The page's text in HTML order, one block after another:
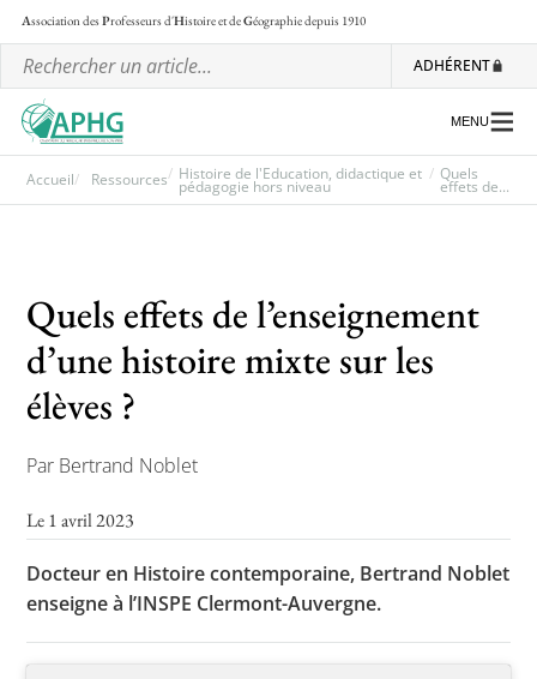
Association desProfesseurs d'Histoire et deGéographiedepuis 1910
ADHÉRENT
Les régionales
Les ateliers nationaux
L’APHG dans la presse
MENU
Accueil Ressources Histoire de l'Education, didactique et
pédagogie hors niveau
Quels
effets de...
Quels effets de l’enseignement
d’une histoire mixte sur les
élèves ?
Par Bertrand Noblet
Le 1 avril 2023
Docteur en Histoire contemporaine, Bertrand Noblet
enseigne à l’INSPE Clermont-Auvergne.